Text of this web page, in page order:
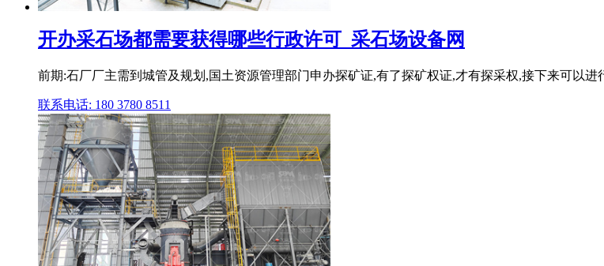
开办采石场都需要获得哪些行政许可_采石场设备网
前期:石厂厂主需到城管及规划,国土资源管理部门申办探矿证,有了探矿权证,才有探采权,接下来可以
联系电话: 180 3780 8511